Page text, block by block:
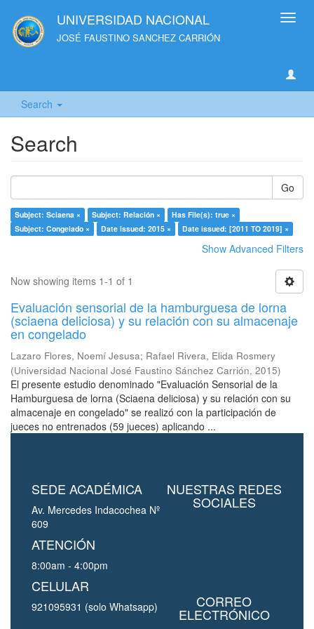
UNIVERSIDAD NACIONAL
JOSÉ FAUSTINO SANCHEZ CARRIÓN
Search
Search
Go
Subject: Sciaena × Subject: Relación ×
Has File(s): true ×
Subject: Congelado ×
Date issued: 2015 × Date issued: [2011 TO 2019] ×
Show Advanced Filters
Now showing items 1-1 of 1
Evaluación sensorial de la hamburguesa de lorna
(sciaena deliciosa) y su relación con su almacenaje
en congelado
Lazaro Flores, Noemí Jesusa; Rafael Rivera, Elida Rosmery
(Universidad Nacional José Faustino Sánchez Carrión, 2015)
El presente estudio denominado "Evaluación Sensorial de la
Hamburguesa de lorna (Sciaena deliciosa) y su relación con su
almacenaje en congelado" se realizó con la participación de
jueces no entrenados (59 jueces) aplicando ...
SEDE ACADÉMICA
Av. Mercedes Indacochea Nº
609
ATENCIÓN
8:00am - 4:00pm
CELULAR
921095931 (solo Whatsapp)
NUESTRAS REDES
SOCIALES
CORREO
ELECTRÓNICO